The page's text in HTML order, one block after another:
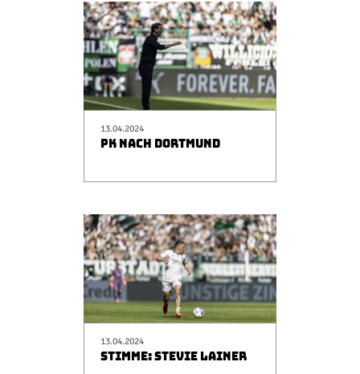
13.04.2024
PK NACH DORTMUND
13.04.2024
STIMME: STEVIE LAINER